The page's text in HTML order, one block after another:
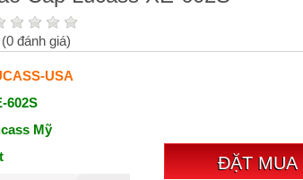
(0 đánh giá)
USA
602S
Mỹ